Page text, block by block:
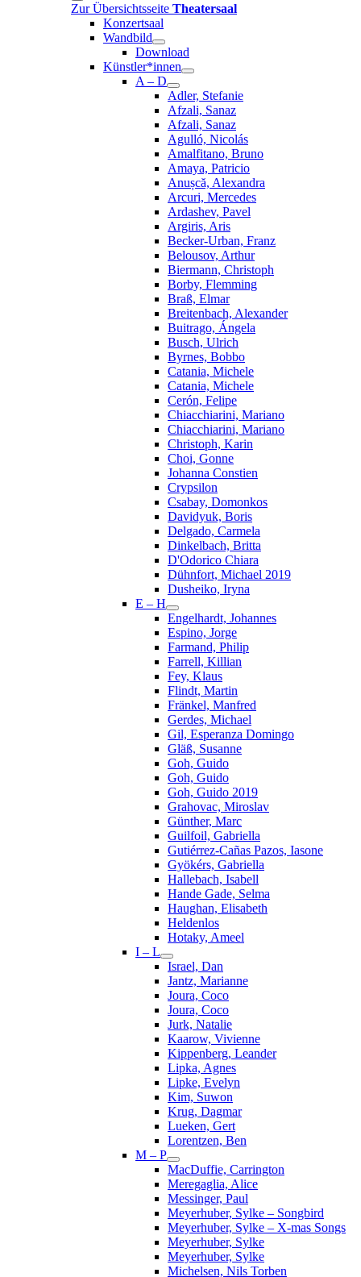
Zur Übersichtsseite Theatersaal
Konzertsaal
Wandbild
Download
Künstler*innen
A – D
Adler, Stefanie
Afzali, Sanaz
Afzali, Sanaz
Agulló, Nicolás
Amalfitano, Bruno
Amaya, Patricio
Anușcă, Alexandra
Arcuri, Mercedes
Ardashev, Pavel
Argiris, Aris
Becker-Urban, Franz
Belousov, Arthur
Biermann, Christoph
Borby, Flemming
Braß, Elmar
Breitenbach, Alexander
Buitrago, Ángela
Busch, Ulrich
Byrnes, Bobbo
Catania, Michele
Catania, Michele
Cerón, Felipe
Chiacchiarini, Mariano
Chiacchiarini, Mariano
Christoph, Karin
Choi, Gonne
Johanna Constien
Crypsilon
Csabay, Domonkos
Davidyuk, Boris
Delgado, Carmela
Dinkelbach, Britta
D'Odorico Chiara
Dühnfort, Michael 2019
Dusheiko, Iryna
E – H
Engelhardt, Johannes
Espino, Jorge
Farmand, Philip
Farrell, Killian
Fey, Klaus
Flindt, Martin
Fränkel, Manfred
Gerdes, Michael
Gil, Esperanza Domingo
Gläß, Susanne
Goh, Guido
Goh, Guido
Goh, Guido 2019
Grahovac, Miroslav
Günther, Marc
Guilfoil, Gabriella
Gutiérrez-Cañas Pazos, Iasone
Gyökérs, Gabriella
Hallebach, Isabell
Hande Gade, Selma
Haughan, Elisabeth
Heldenlos
Hotaky, Ameel
I – L
Israel, Dan
Jantz, Marianne
Joura, Coco
Joura, Coco
Jurk, Natalie
Kaarow, Vivienne
Kippenberg, Leander
Lipka, Agnes
Lipke, Evelyn
Kim, Suwon
Krug, Dagmar
Lueken, Gert
Lorentzen, Ben
M – P
MacDuffie, Carrington
Meregaglia, Alice
Messinger, Paul
Meyerhuber, Sylke – Songbird
Meyerhuber, Sylke – X-mas Songs
Meyerhuber, Sylke
Meyerhuber, Sylke
Michelsen, Nils Torben